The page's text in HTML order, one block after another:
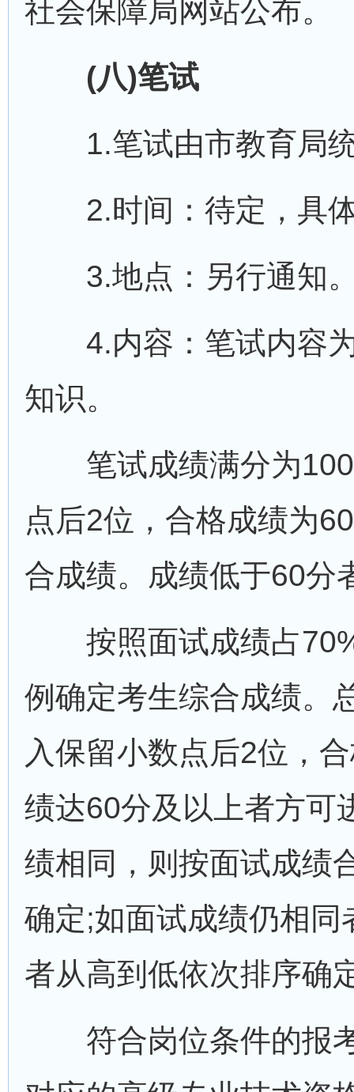
社会保障局网站公布。
(八)笔试
1.笔试由市教育局
2.时间：待定，具体
3.地点：另行通知
4.内容：笔试内容为
知识。
笔试成绩满分为100
点后2位，合格成绩为
合成绩。成绩低于60分
按照面试成绩占
例确定考生综合成绩。
入保留小数点后2位，
绩达60分及以上者方可
绩相同，则按面试成绩
确定;如面试成绩仍相
者从高到低依次排序确
符合岗位条件的报考